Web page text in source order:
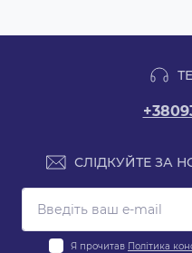
СЛІДКУЙТЕ ЗА
Я прочитав Політика